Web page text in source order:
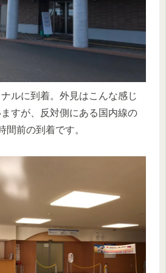
ルに到着。外見はこんな感じ
すが、反対側にある国内線の
間前の到着です。